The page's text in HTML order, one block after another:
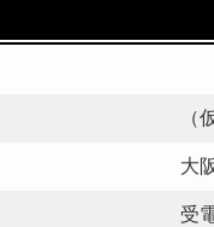
（
大
受